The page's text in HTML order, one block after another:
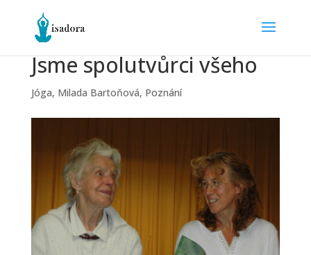
Jsme spolutvůrci všeho
Jóga, Milada Bartoňová, Poznání